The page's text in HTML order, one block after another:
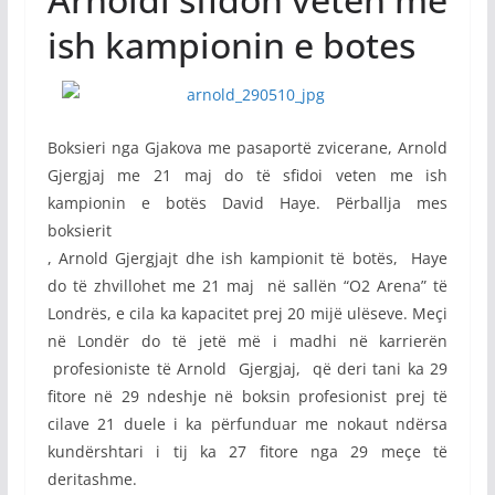
ish kampionin e botes
Boksieri nga Gjakova me pasaportë zvicerane, Arnold
Gjergjaj me 21 maj do të sfidoi veten me ish
kampionin e botës David Haye. Përballja mes
boksierit
, Arnold Gjergjajt dhe ish kampionit të botës, Haye
do të zhvillohet me 21 maj në sallën “O2 Arena” të
Londrës, e cila ka kapacitet prej 20 mijë ulëseve. Meçi
në Londër do të jetë më i madhi në karrierën
profesioniste të Arnold Gjergjaj, që deri tani ka 29
fitore në 29 ndeshje në boksin profesionist prej të
cilave 21 duele i ka përfunduar me nokaut ndërsa
kundërshtari i tij ka 27 fitore nga 29 meçe të
deritashme.